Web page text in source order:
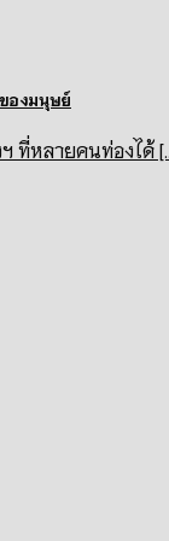
องมนุษย์
หลายคนท่องได้